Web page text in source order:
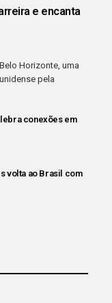
e encanta
Horizonte, uma
pela
conexões em
volta ao Brasil com